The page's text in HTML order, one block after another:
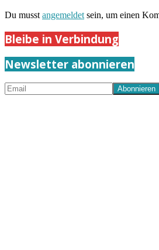
Du musst angemeldet sein, um einen
Bleibe in Verbindung
Newsletter abonnieren